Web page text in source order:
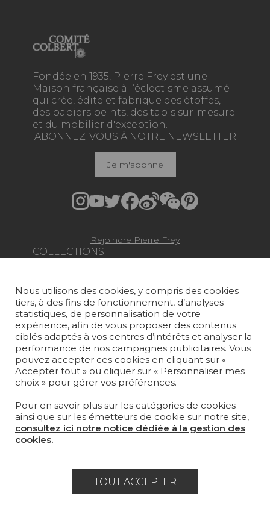
Fondée en 1935, Pierre Frey est une
Maison française à l’éclectisme assumé
qui crée, édite et fabrique des étoffes,
des papiers peints, des tapis sur-mesure
et du mobilier d'exception.
COLLECTIONS
PAPIERS PEINTS
TAPIS ET MOQUETTES
MOBILIER
PROJETS
SUR-MESURE
MAGAZINE
LA MAISON
ABONNEZ-VOUS À NOTRE NEWSLETTER
Je m'abonne
Rejoindre Pierre Frey
Nous utilisons des cookies, y compris des cookies
tiers, à des fins de fonctionnement, d’analyses
statistiques, de personnalisation de votre
expérience, afin de vous proposer des contenus
ciblés adaptés à vos centres d’intérêts et analyser la
performance de nos campagnes publicitaires. Vous
pouvez accepter ces cookies en cliquant sur «
Accepter tout » ou cliquer sur « Personnaliser mes
choix » pour gérer vos préférences.
Pour en savoir plus sur les catégories de cookies
ainsi que sur les émetteurs de cookie sur notre site,
consultez ici notre notice dédiée à la gestion des
cookies.
TOUT ACCEPTER